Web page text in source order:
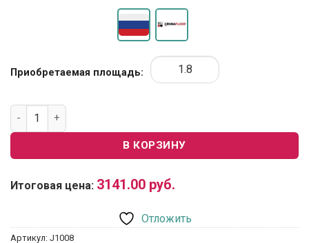
Приобретаемая площадь:
Количество товара SPC ламинат CronaFloor Joli J1008
В КОРЗИНУ
Итоговая цена: 3141.00 руб.
Отложить
Артикул: J1008